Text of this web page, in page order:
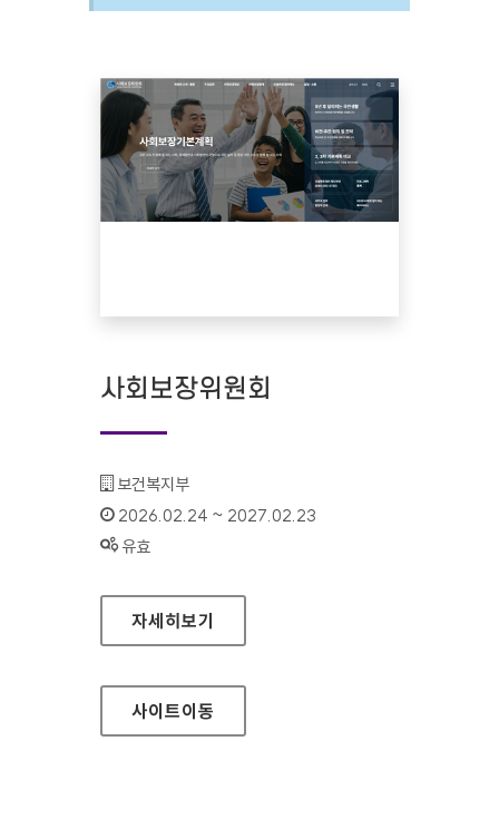
사회보장위원회
기관명 :
보건복지부
인증기간 :
2026.02.24 ~ 2027.02.23
상태 :
유효
사회보장위원회
자세히보기
사이트이동